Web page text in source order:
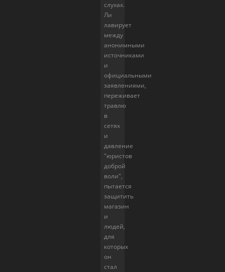
слухах.
Ли
лавирует
между
анонимными
источниками
и
официальными
заявлениями,
переживает
травлю
в
сетях
и
давление
"юристов
доброй
воли",
пытается
защитить
магазин
и
людей,
для
которых
он
стал